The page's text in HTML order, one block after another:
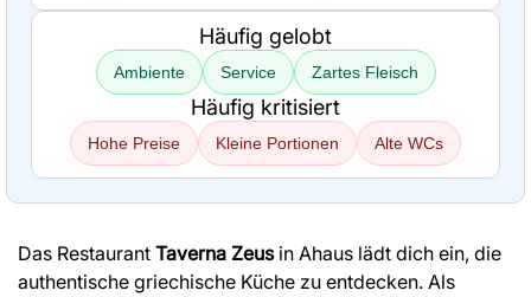
Häufig gelobt
Ambiente Service Zartes Fleisch
Häufig kritisiert
Hohe Preise Kleine Portionen Alte WCs
Das Restaurant Taverna Zeusin Ahaus lädt dich ein, die
authentische griechische Küche zu entdecken. Als